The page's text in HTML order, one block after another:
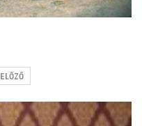
ELŐZŐ